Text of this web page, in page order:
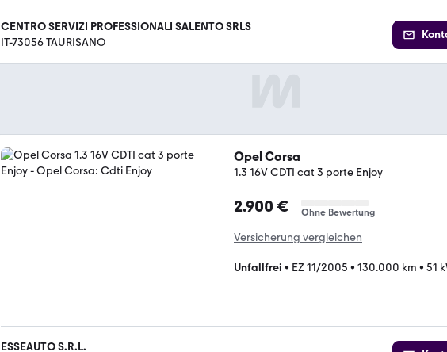
CENTRO SERVIZI PROFESSIONALI SALENTO SRLS
IT-73056 TAURISANO
Opel Corsa
1.3 16V CDTI cat 3 porte Enjoy
2.900 € Ohne Bewertung
Versicherung vergleichen
Unfallfrei • EZ 11/2005 • 130.000 km • 51
ESSEAUTO S.R.L.